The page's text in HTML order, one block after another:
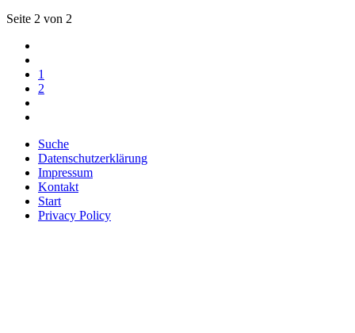
Seite 2 von 2
1
2
Suche
Datenschutzerklärung
Impressum
Kontakt
Start
Privacy Policy